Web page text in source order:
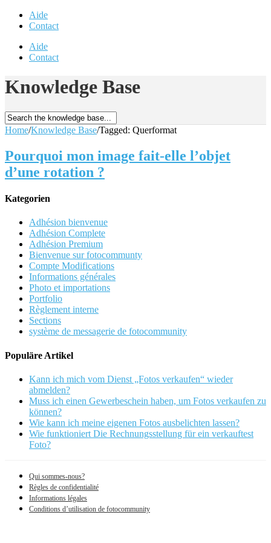
Aide
Contact
Aide
Contact
Knowledge Base
Home/Knowledge Base/Tagged: Querformat
Pourquoi mon image fait-elle l’objet
d’une rotation ?
Kategorien
Adhésion bienvenue
Adhésion Complete
Adhésion Premium
Bienvenue sur fotocommunty
Compte Modifications
Informations générales
Photo et importations
Portfolio
Règlement interne
Sections
système de messagerie de fotocommunity
Populäre Artikel
Kann ich mich vom Dienst „Fotos verkaufen“ wieder
abmelden?
Muss ich einen Gewerbeschein haben, um Fotos verkaufen zu
können?
Wie kann ich meine eigenen Fotos ausbelichten lassen?
Wie funktioniert Die Rechnungsstellung für ein verkauftest
Foto?
Qui sommes-nous?
Règles de confidentialité
Informations légales
Conditions d’utilisation de fotocommunity